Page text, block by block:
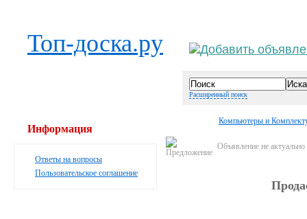
Топ-доска.ру
Расширенный поиск
Компьютеры и
Объявление не актуально
Информация
Ответы на вопросы
Пользовательское соглашение